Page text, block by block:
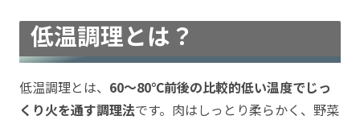
低温調理とは？
低温調理とは、 60〜80℃前後の比較的低い温度でじっ
くり火を通す調理法です。肉はしっとり柔らかく、野菜